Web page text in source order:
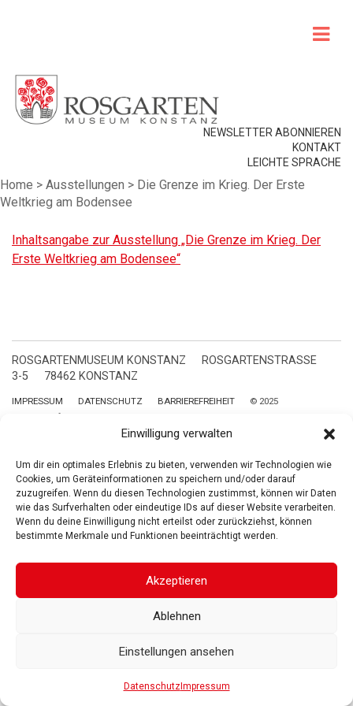
Einwilligung verwalten
Um dir ein optimales Erlebnis zu bieten, verwenden wir Technologien wie
Cookies, um Geräteinformationen zu speichern und/oder darauf
zuzugreifen. Wenn du diesen Technologien zustimmst, können wir Daten
wie das Surfverhalten oder eindeutige IDs auf dieser Website verarbeiten.
Wenn du deine Einwilligung nicht erteilst oder zurückziehst, können
bestimmte Merkmale und Funktionen beeinträchtigt werden.
Akzeptieren
Ablehnen
Einstellungen ansehen
DatenschutzImpressum
NEWSLETTER ABONNIEREN
KONTAKT
LEICHTE SPRACHE
Home > Ausstellungen > Die Grenze im Krieg. Der Erste
Weltkrieg am Bodensee
Inhaltsangabe zur Ausstellung „Die Grenze im Krieg. Der
Erste Weltkrieg am Bodensee“
ROSGARTENMUSEUM KONSTANZ
ROSGARTENSTRASSE
3-5
78462 KONSTANZ
IMPRESSUM DATENSCHUTZ BARRIEREFREIHEIT
© 2025
Gesellschaft der Freunde des Rosgartenmuseums. Alle Rechte vorbehalten